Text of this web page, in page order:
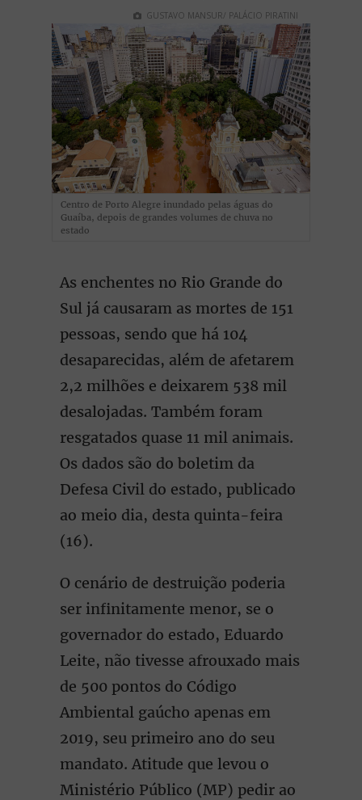
GUSTAVO MANSUR/ PALÁCIO PIRATINI
Centro de Porto Alegre inundado pelas águas do
Guaíba, depois de grandes volumes de chuva no
estado
As enchentes no Rio Grande do
Sul já causaram as mortes de 151
pessoas, sendo que há 104
desaparecidas, além de afetarem
2,2 milhões e deixarem 538 mil
desalojadas. Também foram
resgatados quase 11 mil animais.
Os dados são do boletim da
Defesa Civil do estado, publicado
ao meio dia, desta quinta-feira
(16).
O cenário de destruição poderia
ser infinitamente menor, se o
governador do estado, Eduardo
Leite, não tivesse afrouxado mais
de 500 pontos do Código
Ambiental gaúcho apenas em
2019, seu primeiro ano do seu
mandato. Atitude que levou o
Ministério Público (MP) pedir ao